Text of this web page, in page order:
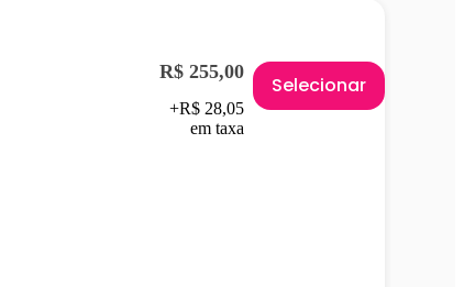
R$ 255,00
+R$ 28,05
em taxa
Selecionar